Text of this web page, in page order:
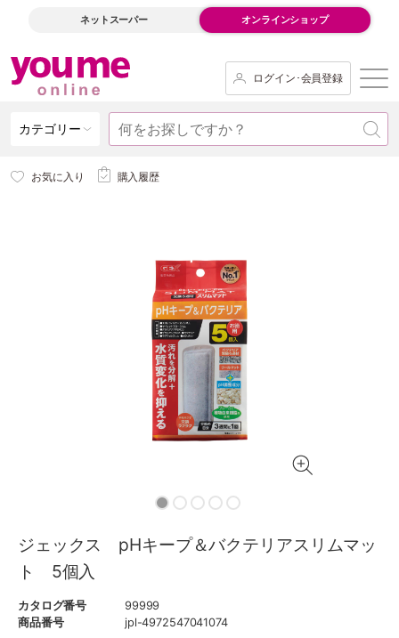
ネットスーパー オンラインショップ
ログイン･会員登録
カテゴリー
お気に入り 購入履歴
ジェックス pHキープ＆バクテリアスリムマッ
ト 5個入
カタログ番号
99999
商品番号
jpl-4972547041074